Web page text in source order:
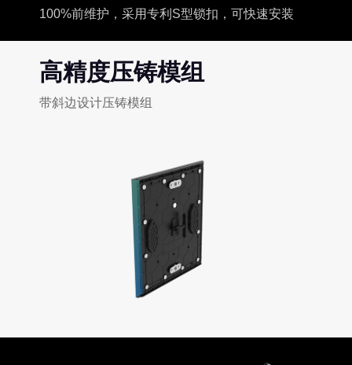
100%前维护，采用专利S型锁扣，可快速安装
高精度压铸模组
带斜边设计压铸模组